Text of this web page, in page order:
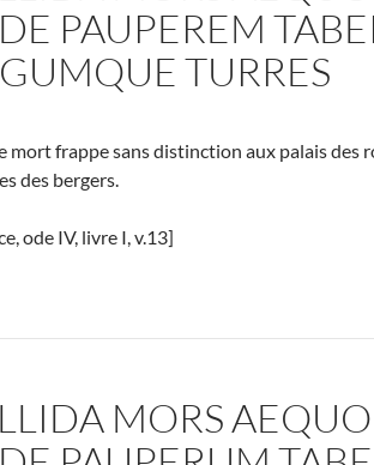
PAUPEREM
TURRES
mort frappe sans distinction aux palais des
des bergers.
ode IV, livre I, v.13]
MORS